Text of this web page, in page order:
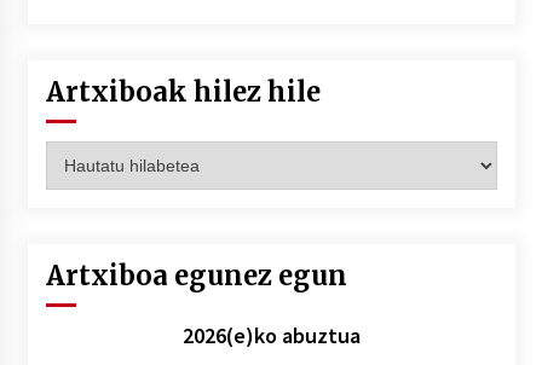
Artxiboak hilez hile
hilez
Artxiboa egunez egun
2026(e)ko abuztua